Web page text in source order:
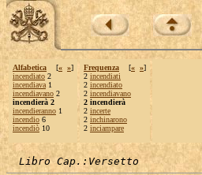
Alfabetica [« »]
incendiato 2
incendiava 1
incendiavano 2
incendierà 2
incendieranno 1
incendio 6
incendiò 10
Frequenza [« »]
2 incendiati
2 incendiato
2 incendiavano
2 incendierà
2 incerte
2 inchinarono
2 inciampare
Libro Cap.:Versetto